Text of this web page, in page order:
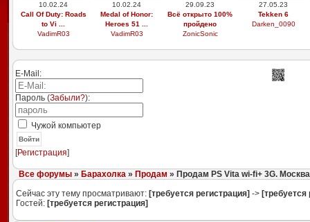
10.02.24
Call Of Duty: Roads
to Vi ...
VadimR03
10.02.24
Medal of Honor:
Heroes 51 ...
VadimR03
29.09.23
Всё открыто 100%
пройдено
ZonicSonic
27.05.23
Tekken 6
Darken_0090
E-Mail:
Пароль (Забыли?):
Чужой компьютер
Войти
[Регистрация]
Все форумы» Барахолка» Продам » Продам PS Vita wi-fi+ 3G. Москва
Сейчас эту тему просматривают: [требуется регистрация] -> [требуется
Гостей: [требуется регистрация]